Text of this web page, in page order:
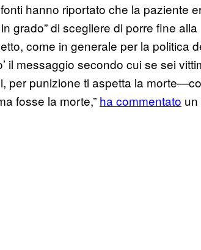
hanno riportato che la paziente
grado” di scegliere di porre fine
come in generale per la politica
il messaggio secondo cui se sei
per punizione ti aspetta la
fosse la morte,” ha commentato